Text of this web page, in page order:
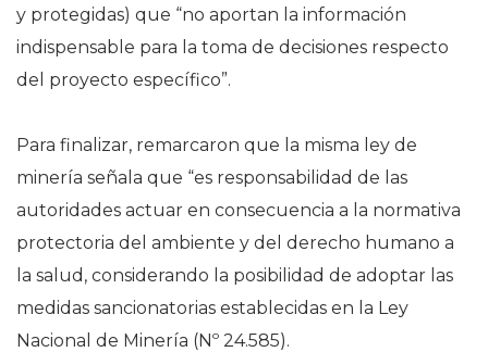
y protegidas) que “no aportan la información
indispensable para la toma de decisiones respecto
del proyecto específico”.
Para finalizar, remarcaron que la misma ley de
minería señala que “es responsabilidad de las
autoridades actuar en consecuencia a la normativa
protectoria del ambiente y del derecho humano a
la salud, considerando la posibilidad de adoptar las
medidas sancionatorias establecidas en la Ley
Nacional de Minería (Nº 24.585).